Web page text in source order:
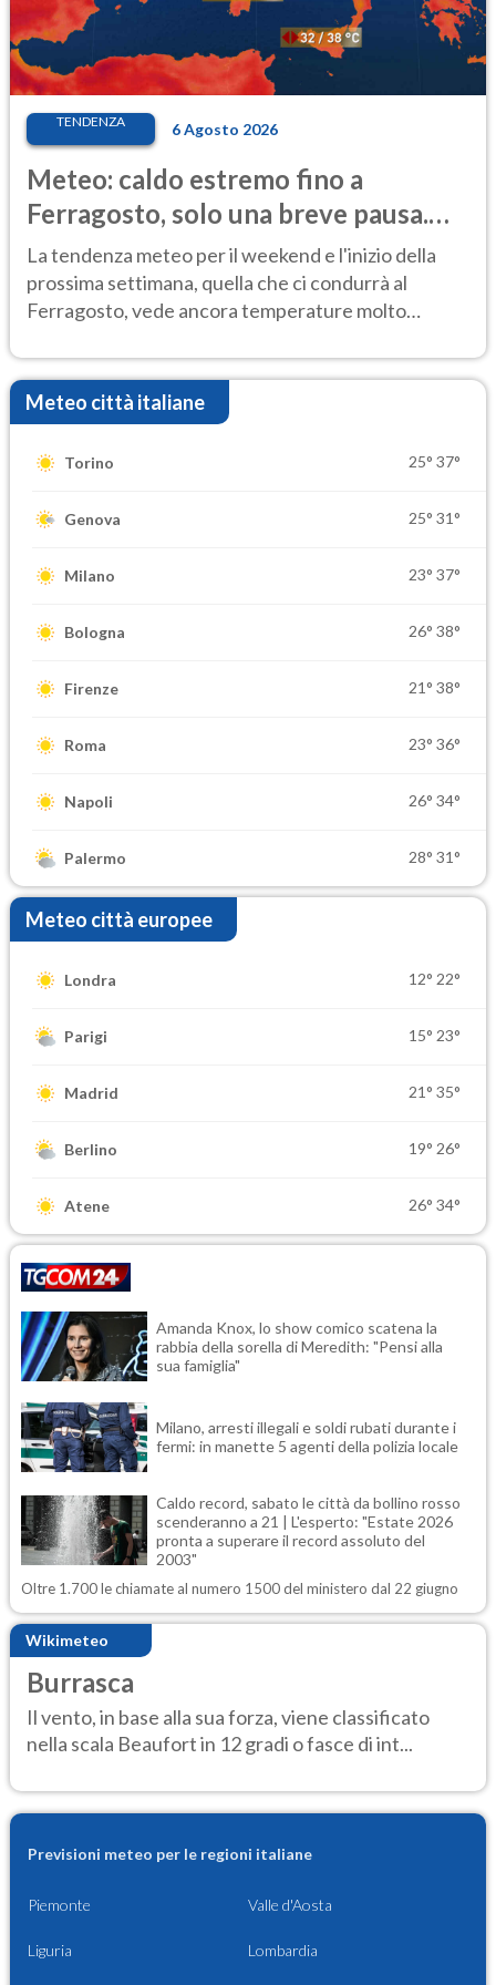
TENDENZA 6 Agosto 2026
Meteo: caldo estremo fino a
Ferragosto, solo una breve pausa.
Ecco dove
La tendenza meteo per il weekend e l'inizio della
prossima settimana, quella che ci condurrà al
Ferragosto, vede ancora temperature molto
Meteo città italiane
Torino 25° 37°
Genova 25° 31°
Milano 23° 37°
Bologna 26° 38°
Firenze 21° 38°
Roma 23° 36°
Napoli 26° 34°
Palermo 28° 31°
Meteo città europee
Londra 12° 22°
Parigi 15° 23°
Madrid 21° 35°
Berlino 19° 26°
Atene 26° 34°
Amanda Knox, lo show comico scatena la
rabbia della sorella di Meredith: "Pensi alla
sua famiglia"
Milano, arresti illegali e soldi rubati durante i
fermi: in manette 5 agenti della polizia locale
Caldo record, sabato le città da bollino rosso
scenderanno a 21 | L'esperto: "Estate 2026
pronta a superare il record assoluto del
2003"
Oltre 1.700 le chiamate al numero 1500 del ministero dal 22 giugno
Wikimeteo
Burrasca
Il vento, in base alla sua forza, viene classificato
nella scala Beaufort in 12 gradi o fasce di int...
Previsioni meteo per le regioni italiane
Piemonte Valle d'Aosta
Liguria Lombardia